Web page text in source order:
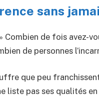
sans
Combien de fois avez-
de personnes
que peu
liste pas ses qualités